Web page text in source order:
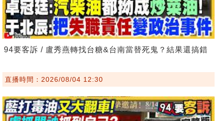
94要客訴 / 盧秀燕轉找台糖&台南當替死鬼？結果還搞錯
直播時間：2026/08/04 12:30